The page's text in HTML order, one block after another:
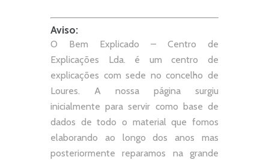
Aviso:
O Bem Explicado – Centro de
Explicações Lda. é um centro de
explicações com sede no concelho de
Loures. A nossa página surgiu
inicialmente para servir como base de
dados de todo o material que fomos
elaborando ao longo dos anos mas
posteriormente reparamos na grande